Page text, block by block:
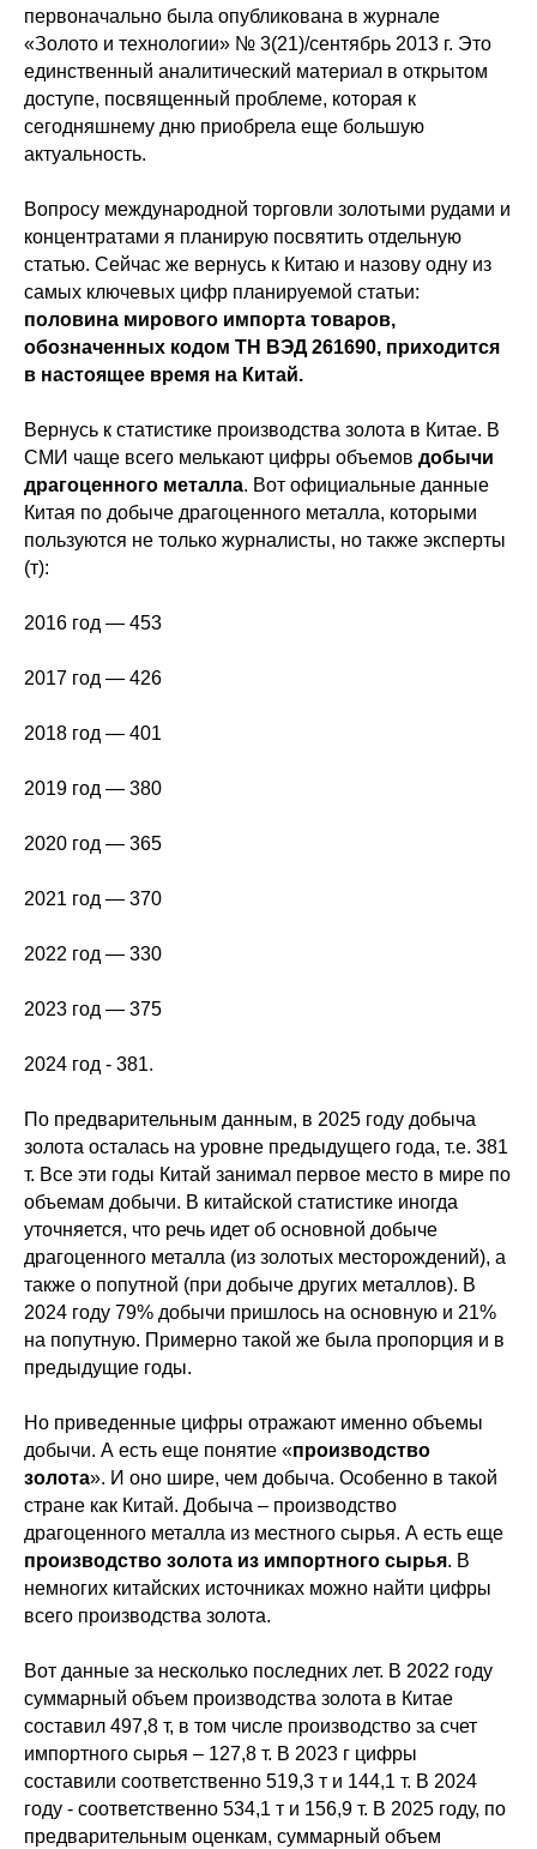
первоначально была опубликована в журнале
«Золото и технологии» № 3(21)/сентябрь 2013 г. Это
единственный аналитический материал в открытом
доступе, посвященный проблеме, которая к
сегодняшнему дню приобрела еще большую
актуальность.
Вопросу международной торговли золотыми рудами и
концентратами я планирую посвятить отдельную
статью. Сейчас же вернусь к Китаю и назову одну из
самых ключевых цифр планируемой статьи:
половина мирового импорта товаров,
обозначенных кодом ТН ВЭД 261690, приходится
в настоящее время на Китай.
Вернусь к статистике производства золота в Китае. В
СМИ чаще всего мелькают цифры объемов добычи
драгоценного металла. Вот официальные данные
Китая по добыче драгоценного металла, которыми
пользуются не только журналисты, но также эксперты
(т):
2016 год — 453
2017 год — 426
2018 год — 401
2019 год — 380
2020 год — 365
2021 год — 370
2022 год — 330
2023 год — 375
2024 год - 381.
По предварительным данным, в 2025 году добыча
золота осталась на уровне предыдущего года, т.е. 381
т. Все эти годы Китай занимал первое место в мире по
объемам добычи. В китайской статистике иногда
уточняется, что речь идет об основной добыче
драгоценного металла (из золотых месторождений), а
также о попутной (при добыче других металлов). В
2024 году 79% добычи пришлось на основную и 21%
на попутную. Примерно такой же была пропорция и в
предыдущие годы.
Но приведенные цифры отражают именно объемы
добычи. А есть еще понятие «производство
золота». И оно шире, чем добыча. Особенно в такой
стране как Китай. Добыча – производство
драгоценного металла из местного сырья. А есть еще
производство золота из импортного сырья. В
немногих китайских источниках можно найти цифры
всего производства золота.
Вот данные за несколько последних лет. В 2022 году
суммарный объем производства золота в Китае
составил 497,8 т, в том числе производство за счет
импортного сырья – 127,8 т. В 2023 г цифры
составили соответственно 519,3 т и 144,1 т. В 2024
году - соответственно 534,1 т и 156,9 т. В 2025 году, по
предварительным оценкам, суммарный объем